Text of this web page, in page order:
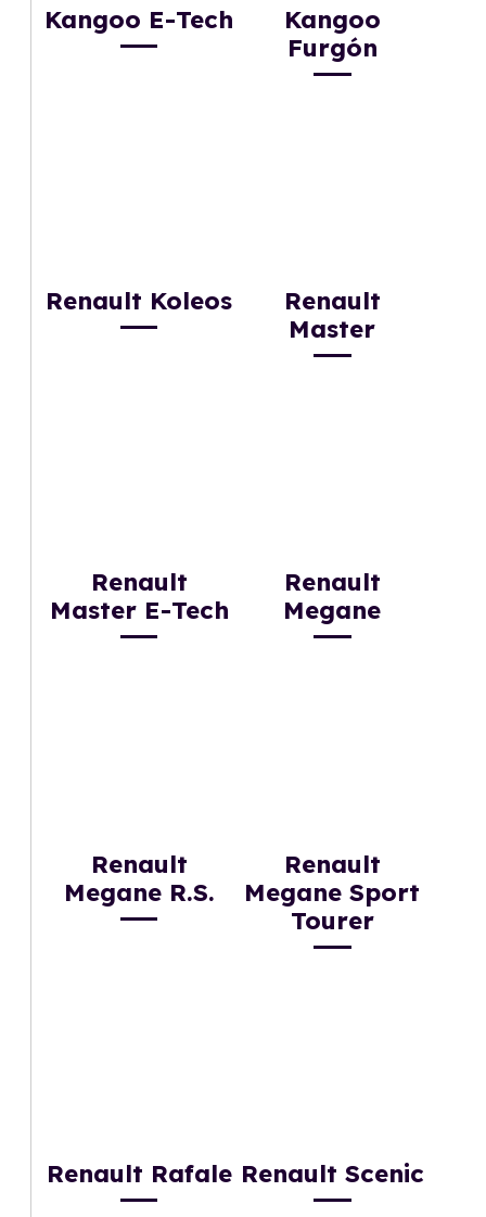
Kangoo E-Tech
Kangoo
Furgón
Renault Koleos
Renault
Master
Renault
Master E-Tech
Renault
Megane
Renault
Megane R.S.
Renault
Megane Sport
Tourer
Renault Rafale Renault Scenic